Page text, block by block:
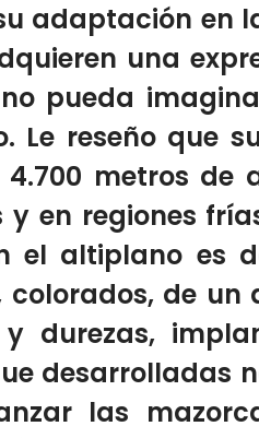
adaptación en
una
pueda
Le reseño que
metros de
y en regiones
el altiplano es
colorados, de un
durezas,
desarrolladas
las